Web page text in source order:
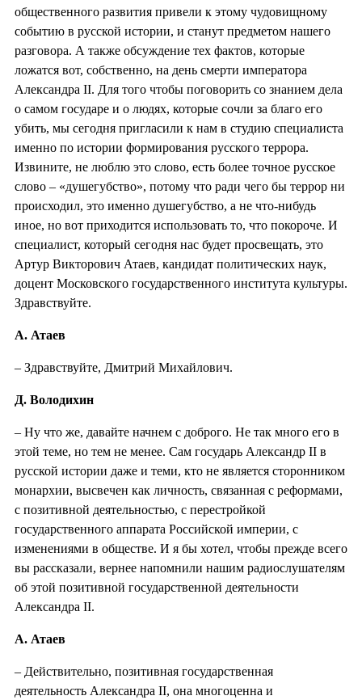
общественного развития привели к этому чудовищному
событию в русской истории, и станут предметом нашего
разговора. А также обсуждение тех фактов, которые
ложатся вот, собственно, на день смерти императора
Александра II. Для того чтобы поговорить со знанием дела
о самом государе и о людях, которые сочли за благо его
убить, мы сегодня пригласили к нам в студию специалиста
именно по истории формирования русского террора.
Извините, не люблю это слово, есть более точное русское
слово – «душегубство», потому что ради чего бы террор ни
происходил, это именно душегубство, а не что-нибудь
иное, но вот приходится использовать то, что покороче. И
специалист, который сегодня нас будет просвещать, это
Артур Викторович Атаев, кандидат политических наук,
доцент Московского государственного института культуры.
Здравствуйте.
А. Атаев
– Здравствуйте, Дмитрий Михайлович.
Д. Володихин
– Ну что же, давайте начнем с доброго. Не так много его в
этой теме, но тем не менее. Сам государь Александр II в
русской истории даже и теми, кто не является сторонником
монархии, высвечен как личность, связанная с реформами,
с позитивной деятельностью, с перестройкой
государственного аппарата Российской империи, с
изменениями в обществе. И я бы хотел, чтобы прежде всего
вы рассказали, вернее напомнили нашим радиослушателям
об этой позитивной государственной деятельности
Александра II.
А. Атаев
– Действительно, позитивная государственная
деятельность Александра II, она многоценна и